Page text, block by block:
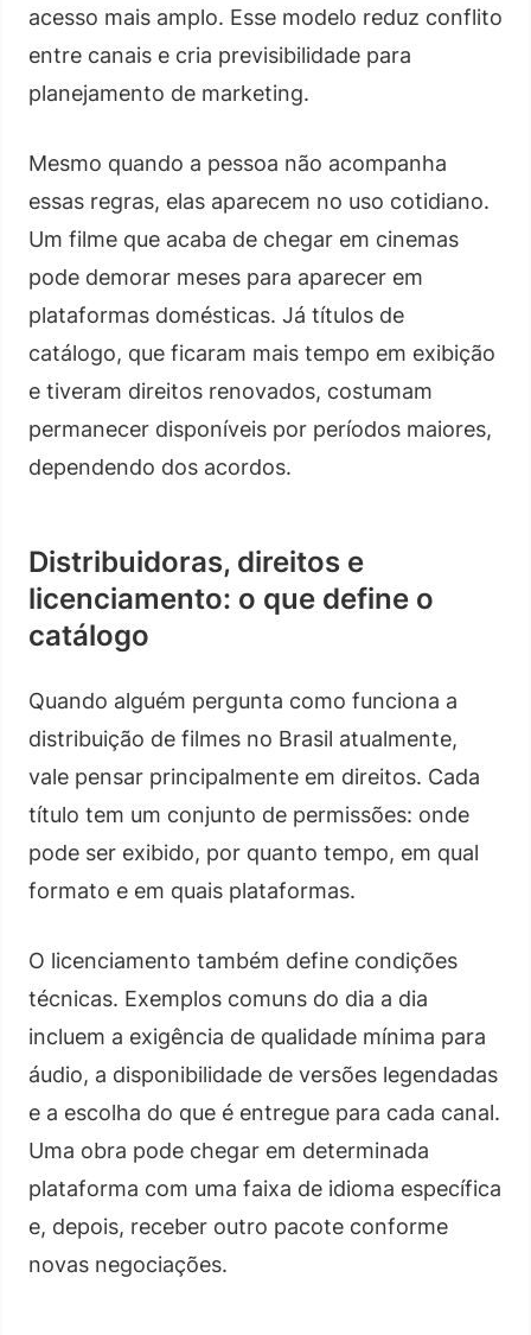
acesso mais amplo. Esse modelo reduz conflito
entre canais e cria previsibilidade para
planejamento de marketing.
Mesmo quando a pessoa não acompanha
essas regras, elas aparecem no uso cotidiano.
Um filme que acaba de chegar em cinemas
pode demorar meses para aparecer em
plataformas domésticas. Já títulos de
catálogo, que ficaram mais tempo em exibição
e tiveram direitos renovados, costumam
permanecer disponíveis por períodos maiores,
dependendo dos acordos.
Distribuidoras, direitos e
licenciamento: o que define o
catálogo
Quando alguém pergunta como funciona a
distribuição de filmes no Brasil atualmente,
vale pensar principalmente em direitos. Cada
título tem um conjunto de permissões: onde
pode ser exibido, por quanto tempo, em qual
formato e em quais plataformas.
O licenciamento também define condições
técnicas. Exemplos comuns do dia a dia
incluem a exigência de qualidade mínima para
áudio, a disponibilidade de versões legendadas
e a escolha do que é entregue para cada canal.
Uma obra pode chegar em determinada
plataforma com uma faixa de idioma específica
e, depois, receber outro pacote conforme
novas negociações.